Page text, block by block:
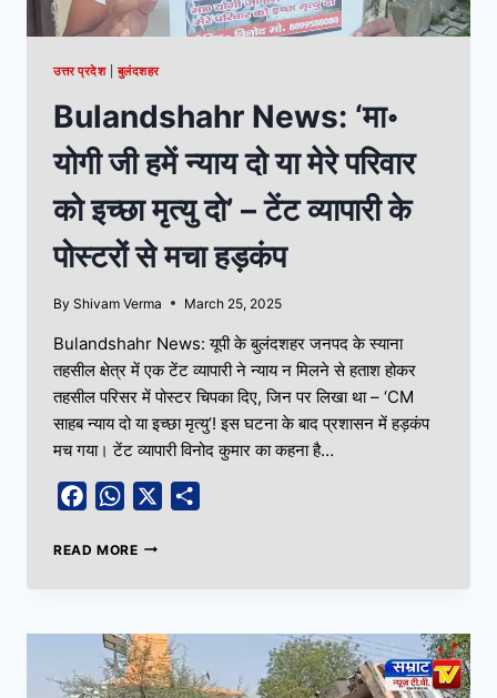
उत्तर प्रदेश|बुलंदशहर
Bulandshahr News: ‘मा॰
योगी जी हमें न्याय दो या मेरे परिवार
को इच्छा मृत्यु दो’ – टेंट व्यापारी के
पोस्टरों से मचा हड़कंप
By Shivam Verma March 25, 2025
Bulandshahr News: यूपी के बुलंदशहर जनपद के स्याना
तहसील क्षेत्र में एक टेंट व्यापारी ने न्याय न मिलने से हताश होकर
तहसील परिसर में पोस्टर चिपका दिए, जिन पर लिखा था – ‘CM
साहब न्याय दो या इच्छा मृत्यु’! इस घटना के बाद प्रशासन में हड़कंप
मच गया। टेंट व्यापारी विनोद कुमार का कहना है…
FacebookWhatsApp
READ MORE